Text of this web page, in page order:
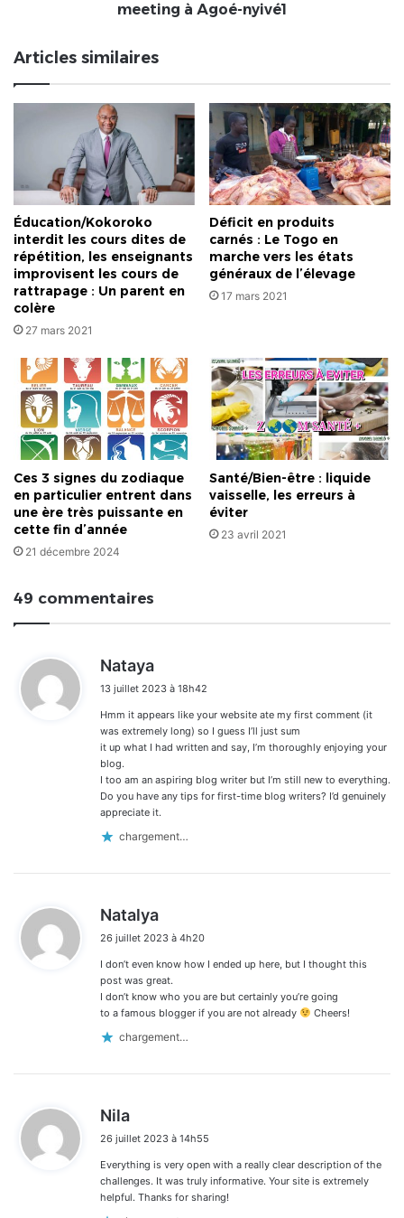
meeting
à
Agoé-
meeting à Agoé-nyivé1
Articles similaires
Éducation/Kokoroko
interdit les cours dites de
répétition, les enseignants
improvisent les cours de
rattrapage : Un parent en
colère
27 mars 2021
Déficit en produits
carnés : Le Togo en
marche vers les états
généraux de l’élevage
17 mars 2021
Ces 3 signes du zodiaque
en particulier entrent dans
une ère très puissante en
cette fin d’année
21 décembre 2024
Santé/Bien-être : liquide
vaisselle, les erreurs à
éviter
23 avril 2021
49 commentaires
Nataya
t
:
13 juillet 2023 à 18h42
Hmm it appears like your website ate my first comment (it
was extremely long) so I guess I’ll just sum
it up what I had written and say, I’m thoroughly enjoying your
blog.
I too am an aspiring blog writer but I’m still new to everything.
Do you have any tips for first-time blog writers? I’d genuinely
appreciate it.
chargement…
Natalya
t
:
26 juillet 2023 à 4h20
I don’t even know how I ended up here, but I thought this
post was great.
I don’t know who you are but certainly you’re going
to a famous blogger if you are not already
Cheers!
chargement…
Nila
t
:
26 juillet 2023 à 14h55
Everything is very open with a really clear description of the
challenges. It was truly informative. Your site is extremely
helpful. Thanks for sharing!